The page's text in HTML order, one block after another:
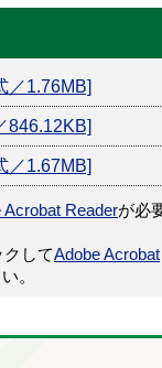
／1.76MB]
846.12KB]
／1.67MB]
Acrobat Readerが必
してAdobe Acrobat
。